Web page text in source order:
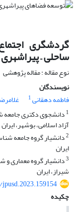
گردشگری
ساحلی –
نوع مقاله : مقاله پژوهشی
نویسندگان
فاطمه دهقانی1
1 دانشجوی دکتری جامعه
آزاد اسلامی، بوشهر، ایران
2دانشیار گروه جامعه
ایران
3دانشیار گروه معماری و
شیراز، ایران
چکیده